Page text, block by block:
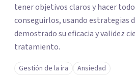
tener objetivos claros y hacer
conseguirlos, usando estrategias
demostrado su eficacia y validez
tratamiento.
Gestión de la ira
Ansiedad